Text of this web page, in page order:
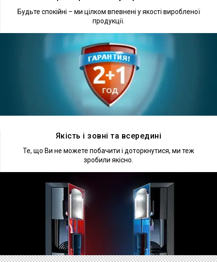
Будьте спокійні – ми цілком впевнені у якості виробленої
продукції.
Якість і зовні та всередині
Те, що Ви не можете побачити і доторкнутися, ми теж
зробили якісно.